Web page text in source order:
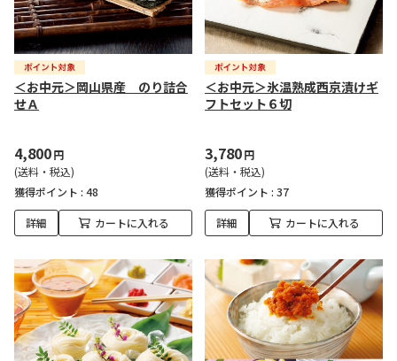
＜お中元＞岡山県産 のり詰合
せＡ
4,800円
(送料・税込)
獲得ポイント : 48
詳細 カートに入れる
＜お中元＞氷温熟成西京漬けギ
フトセット６切
3,780円
(送料・税込)
獲得ポイント : 37
詳細 カートに入れる